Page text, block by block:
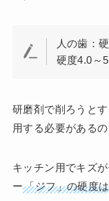
人の歯：
硬度4.0～
研磨剤で削ろうと
用する必要がある
キッチン用でキズ
ー「ジフ」の硬度